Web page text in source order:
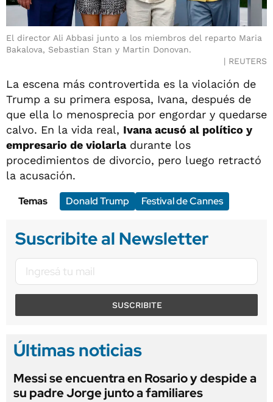
El director Ali Abbasi junto a los miembros del reparto Maria
Bakalova, Sebastian Stan y Martin Donovan.
REUTERS
La escena más controvertida es la violación de
Trump a su primera esposa, Ivana, después de
que ella lo menosprecia por engordar y quedarse
calvo. En la vida real, Ivana acusó al político y
empresario de violarladurante los
procedimientos de divorcio, pero luego retractó
la acusación.
Temas
Donald Trump Festival de Cannes
Suscribite al Newsletter
SUSCRIBITE
Últimas noticias
Messi se encuentra en Rosario y despide a
su padre Jorge junto a familiares